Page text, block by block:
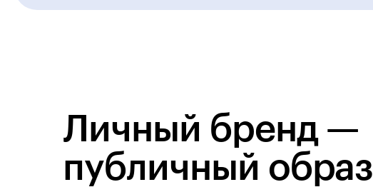
Личный бренд —
публичный образ